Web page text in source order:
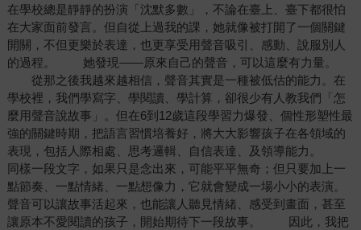
在學校總是靜靜的扮演「沈默多數」，不論在臺上、臺下都很怕
在大家面前發言。但自從上過我的課，她就像被打開了一個關鍵
開關，不但更樂於表達，也更享受用聲音吸引、感動、說服別人
的過程。 她發現——原來自己的聲音，可以這麼有力量。
從那之後我越來越相信，聲音其實是一種被低估的能力。在
學校裡，我們學寫字、學閱讀、學計算，卻很少有人教我們「怎
麼用聲音說故事」。但在6到12歲這段學習力爆發、個性形塑性最
強的關鍵時期，把語言習慣培養好，將大大影響孩子在各領域的
表現，包括人際相處、思考邏輯、自信表達、及領導能力。
同樣一段文字，如果只是念出來，可能平平無奇；但只要加上一
點節奏、一點情緒、一點想像力，它就會變成一場小小的表演。
聲音可以讓故事活起來，也能讓人聽見情緒、感受到畫面，甚至
讓原本不愛閱讀的孩子，開始期待下一段故事。 因此，我把